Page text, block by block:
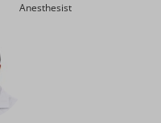
Anesthesist